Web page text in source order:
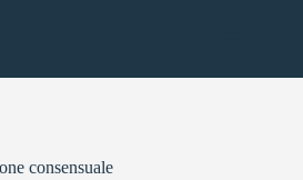
consensuale